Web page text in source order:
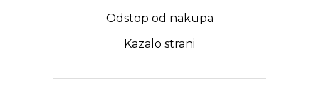
Odstop od nakupa
Kazalo strani